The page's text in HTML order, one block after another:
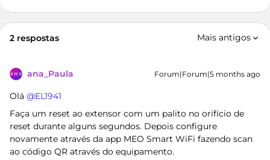
2 respostas Mais antigos
ana_Paula Forum|Forum|5 months ago
Olá ​ @EL1941
Faça um reset ao extensor com um palito no orifício de
reset durante alguns segundos. Depois configure
novamente através da app MEO Smart WiFi fazendo scan
ao código QR através do equipamento.